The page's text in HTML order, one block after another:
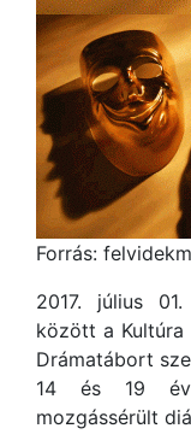
Forrás:
2017. július
között a Kultúra
Drámatábort
14 és 19 év
mozgássérült